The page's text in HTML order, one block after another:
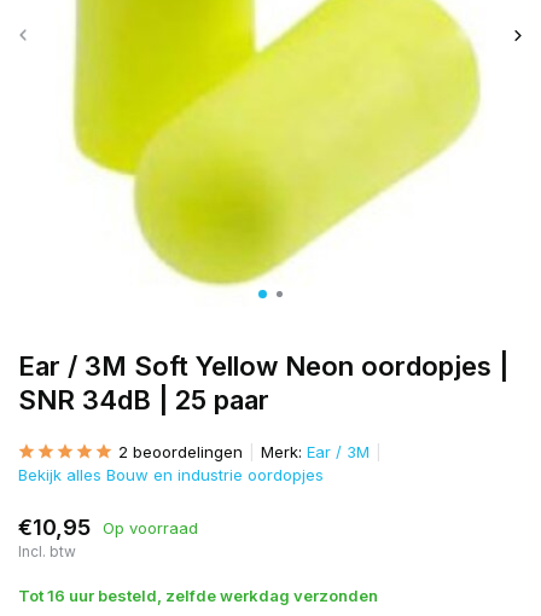
Ear / 3M Soft Yellow Neon oordopjes |
SNR 34dB | 25 paar
2 beoordelingen Merk: Ear / 3M
Bekijk alles Bouw en industrie oordopjes
€10,95 Op voorraad
Incl. btw
Tot 16 uur besteld, zelfde werkdag verzonden